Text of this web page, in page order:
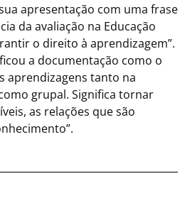
apresentação com uma frase
da avaliação na Educação
o direito à aprendizagem”.
a documentação como o
aprendizagens tanto na
grupal. Significa tornar
as relações que são